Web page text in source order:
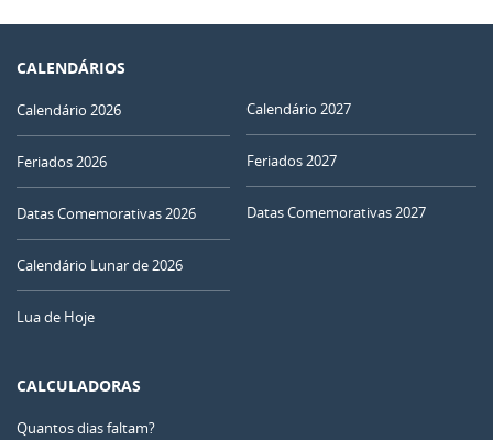
CALENDÁRIOS
Calendário 2026
Feriados 2026
Datas Comemorativas 2026
Calendário Lunar de 2026
Lua de Hoje
Calendário 2027
Feriados 2027
Datas Comemorativas 2027
CALCULADORAS
Quantos dias faltam?